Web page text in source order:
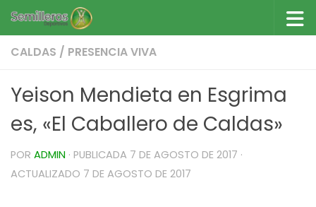
Saltar al contenido
CALDAS / PRESENCIA VIVA
Yeison Mendieta en Esgrima
es, «El Caballero de Caldas»
POR ADMIN · PUBLICADA 7 DE AGOSTO DE 2017 ·
ACTUALIZADO 7 DE AGOSTO DE 2017